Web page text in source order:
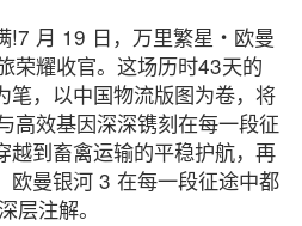
!7 月 19 日，万里繁星・欧曼
荣耀收官。这场历时43天的
笔，以中国物流版图为卷，将
高效基因深深镌刻在每一段征
越到畜禽运输的平稳护航，再
欧曼银河 3 在每一段征途中都
层注解。